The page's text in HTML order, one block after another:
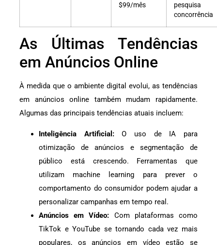
$99/mês
pesquisa
concorrência
As Últimas Tendências
em Anúncios Online
À medida que o ambiente digital evolui, as tendências
em anúncios online também mudam rapidamente.
Algumas das principais tendências atuais incluem:
Inteligência Artificial:O uso de IA para
otimização de anúncios e segmentação de
público está crescendo. Ferramentas que
utilizam machine learning para prever o
comportamento do consumidor podem ajudar a
personalizar campanhas em tempo real.
Anúncios em Vídeo: Com plataformas como
TikTok e YouTube se tornando cada vez mais
populares, os anúncios em vídeo estão se